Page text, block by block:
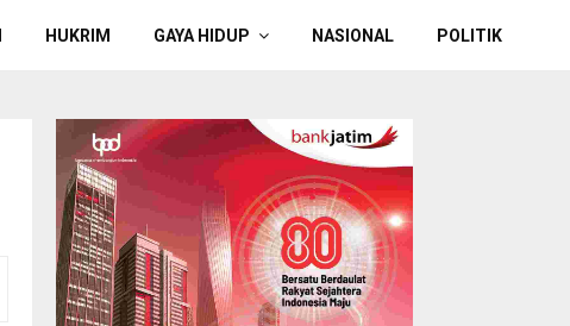
HUKRIM GAYA HIDUP NASIONAL POLITIK